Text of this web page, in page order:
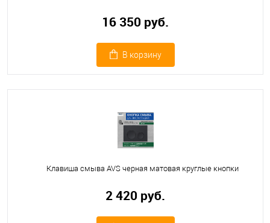
16 350 руб.
В корзину
Клавиша смыва AVS черная матовая круглые кнопки
2 420 руб.